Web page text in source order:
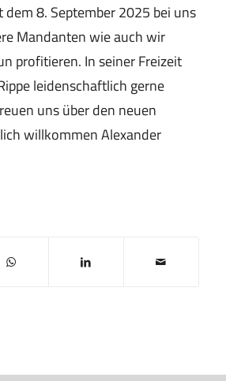
8. September 2025 bei uns
Mandanten wie auch wir
profitieren. In seiner Freizeit
leidenschaftlich gerne
uns über den neuen
willkommen Alexander